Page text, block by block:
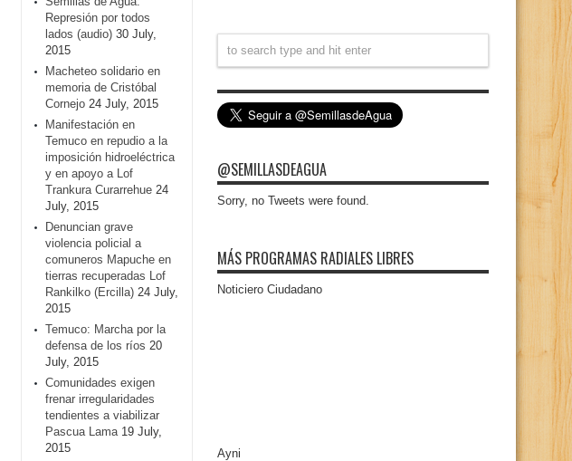
Represión por todos
lados (audio) 30 July,
2015
Macheteo solidario en
memoria de Cristóbal
Cornejo 24 July, 2015
Manifestación en
Temuco en repudio a la
imposición hidroeléctrica
y en apoyo a Lof
Trankura Curarrehue 24
July, 2015
Denuncian grave
violencia policial a
comuneros Mapuche en
tierras recuperadas Lof
Rankilko (Ercilla) 24 July,
2015
Temuco: Marcha por la
defensa de los ríos 20
July, 2015
Comunidades exigen
frenar irregularidades
tendientes a viabilizar
Pascua Lama 19 July,
2015
@SEMILLASDEAGUA
Sorry, no Tweets were found.
MÁS PROGRAMAS RADIALES LIBRES
Noticiero Ciudadano
Ayni